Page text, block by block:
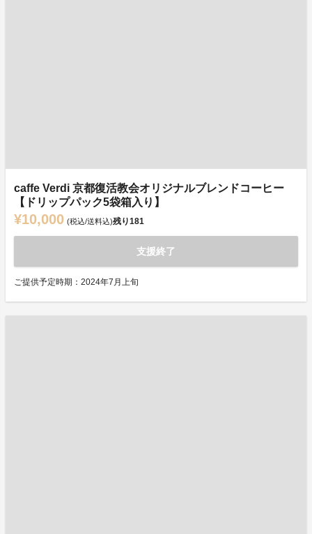
caffe Verdi 京都復活教会オリジナルブレンドコーヒー
【ドリップパック5袋箱入り】
¥10,000 (税込/送料込)残り181
支援終了
ご提供予定時期：2024年7月上旬